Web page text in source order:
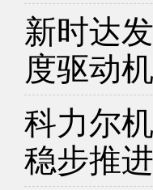
新时达
度驱动
科力尔
稳步推进